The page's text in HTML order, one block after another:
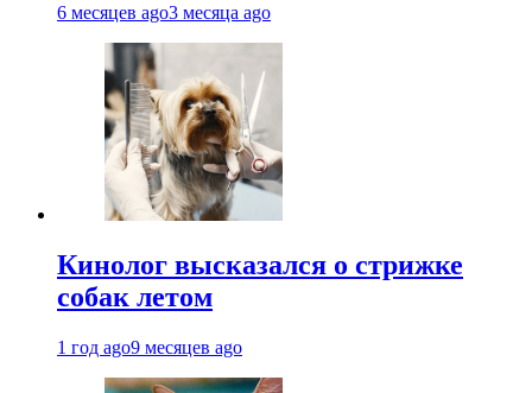
6 месяцев ago3 месяца ago
Кинолог высказался о стрижке
собак летом
1 год ago9 месяцев ago